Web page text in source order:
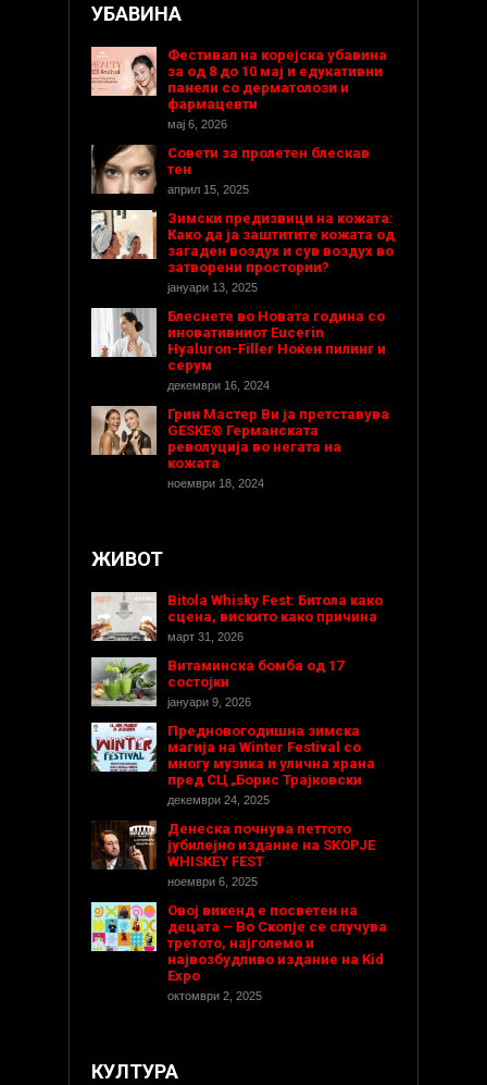
УБАВИНА
Фестивал на корејска убавина
за од 8 до 10 мај и едукативни
панели со дерматолози и
фармацевти
мај 6, 2026
Совети за пролетен блескав
тен
април 15, 2025
Зимски предизвици на кожата:
Како да ја заштитите кожата од
загаден воздух и сув воздух во
затворени простории?
јануари 13, 2025
Блеснете во Новата година со
иновативниот Eucerin
Hyaluron-Filler Ноќен пилинг и
серум
декември 16, 2024
Грин Мастер Ви ја претставува
GESKE® Германската
револуција во негата на
кожата
ноември 18, 2024
ЖИВОТ
Bitola Whisky Fest: Битола како
сцена, вискито како причина
март 31, 2026
Витаминска бомба од 17
состојки
јануари 9, 2026
Предновогодишнa зимска
магија на Winter Festival со
многу музика и улична храна
пред СЦ „Борис Трајковски
декември 24, 2025
Денеска почнува петтото
јубилејно издание на SKOPJE
WHISKEY FEST
ноември 6, 2025
Овој викенд е посветен на
децата – Во Скопје се случува
третото, најголемо и
највозбудливо издание на Kid
Expo
октомври 2, 2025
КУЛТУРА